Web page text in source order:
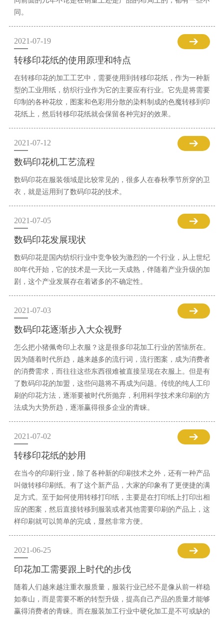
同。
2021-07-19
转移印花纸的使用原理和特点
在转移印花的加工工艺中，需要使用到转移印花纸，作为一种新
型的工业用纸，纺织行业作为它的主要应有行业。它先是将需要
印制的各种花纹，图案和色彩用分散的染料制成的色魔转移到印
花纸上，然后转移印花纸就会保留各种完好的效果。
2021-07-12
数码印花机工艺流程
数码印花在服装领域是比较常见的，很多人在春秋季节所穿的卫
衣，就是运用到了数码印花的技术。
2021-07-05
数码印花发展现状
数码印花是国内纺织行业中竞争较为激烈的一个行业，从上世纪
80年代开始，它的技术是一天比一天成熟，伴随着产业升级的加
剧，这个产业发展存在着诸多的不确定性。
2021-07-03
数码印花逐渐步入大众视野
怎么把小猪佩奇印上衣服？这是很多印花加工行业的苦恼所在。
因为随着时代所趋，越来越多的流行词，流行图案，成为消费者
的消费需求，而往往这些东西很难被直接呈现在衣服上。但是有
了数码印花的加盟，这些问题将不再成为问题。传统的纯人工印
刷的印花方法，逐渐要被时代所抛弃，利用科学技术来印刷的方
法成为大势所趋，逐渐赢得很多企业的青睐。
2021-07-02
转移印花纸的妙用
在当今的印刷行业，除了各种新的印刷技术之外，还有一种产品
叫做转移印刷纸。有了这个新产品，大家的印象有了更便捷的满
足方式。至于如何使用转移打印纸，主要是在打印纸上打印出相
应的图案，然后直接转移到服装或者其他需要印刷的产品上，这
样印刷就可以简单的完成，显然非常方便。
2021-06-25
印花加工需要跟上时代的步伐
随着人们越来越注重衣服质量，服装行业已经不是像从前一样稳
如泰山，而是需要不断的转型升级，提高自己产品的质量才能够
赢得消费者的青睐。而在服装加工行业中硬化加工是不可或缺的